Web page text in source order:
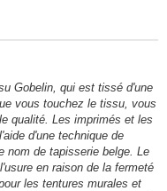
Gobelin, qui est tissé d'une
vous touchez le tissu, vous
qualité. Les imprimés et les
d'une technique de
nom de tapisserie belge. Le
en raison de la fermeté
les tentures murales et